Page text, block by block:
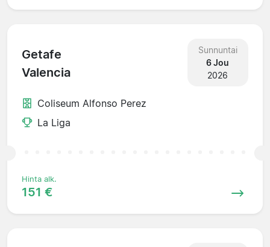
Getafe
Valencia
Sunnuntai
6 Jou
2026
Coliseum Alfonso Perez
La Liga
Hinta alk.
151 €